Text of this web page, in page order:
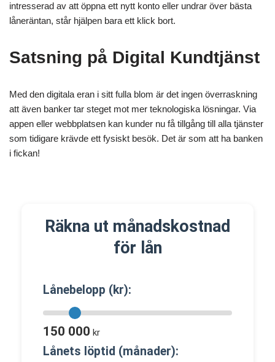
intresserad av att öppna ett nytt konto eller undrar över bästa
låneräntan, står hjälpen bara ett klick bort.
Satsning på Digital Kundtjänst
Med den digitala eran i sitt fulla blom är det ingen överraskning
att även banker tar steget mot mer teknologiska lösningar. Via
appen eller webbplatsen kan kunder nu få tillgång till alla tjänster
som tidigare krävde ett fysiskt besök. Det är som att ha banken
i fickan!
Räkna ut månadskostnad
för lån
Lånebelopp (kr):
150 000 kr
Lånets löptid (månader):